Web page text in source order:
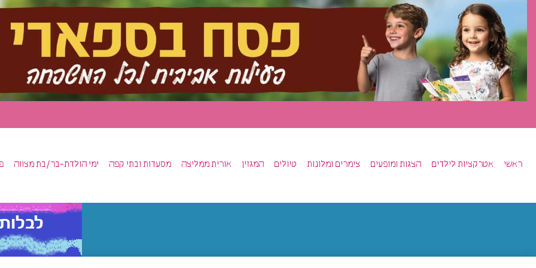
ראשי אטרקציות לילדים הצגות ומופעים צימרים ומלונות טיולים המגזין אורית ממליצה מסעדות ובתי קפה ימי הולדת-בר/בת מצווה